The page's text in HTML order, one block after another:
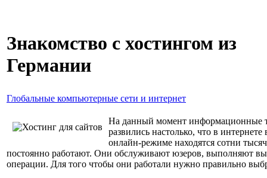
Знакомство с хостингом из
Германии
Глобальные компьютерные сети и интернет
На данный момент информационные
развились настолько, что в
онлайн-режиме находятся сотни
постоянно работают. Они обслуживают юзеров, выполняют
операции. Для того чтобы они работали нужно правильно